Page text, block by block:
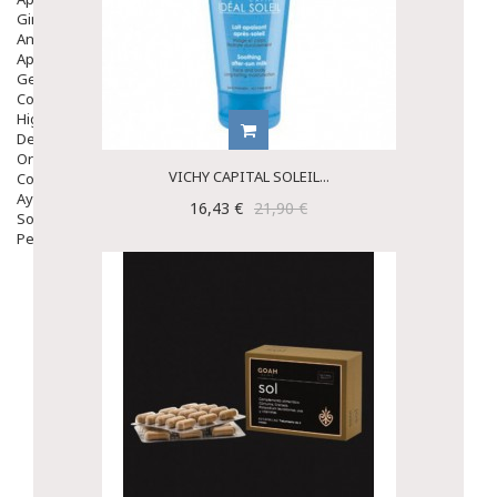
Ginecología
Anticonceptivos
Aparato Genital
Gente Mayor
Cosmética
Higiene
Dentales
Ortopedia
Complementos Nutricionales.
Ayudas
Solares
Pedido express
VICHY CAPITAL SOLEIL...
16,43 € 21,90 €